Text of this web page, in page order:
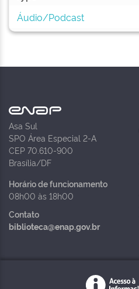
Áudio/Podcast
Asa Sul
SPO Área Especial 2-A
CEP 70.610-900
Brasília/DF
Horário de funcionamento
08h00 às 18h00
Contato
biblioteca@enap.gov.br